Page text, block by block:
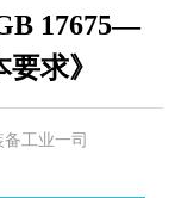
17675—
求》
工业一司